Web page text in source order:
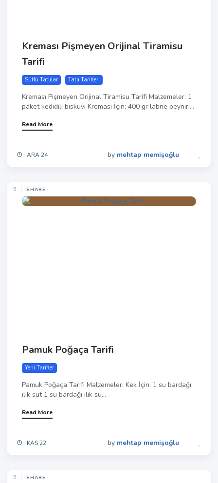
Kreması Pişmeyen Orijinal Tiramisu
Tarifi
Sütlü Tatlılar Tatlı Tarifleri
Kreması Pişmeyen Orijinal Tiramisu Tarifi Malzemeler: 1
paket kedidili bisküvi Kreması İçin; 400 gr labne peyniri...
Read More
ARA 24 by mehtap memişoğlu
SHARE
Pamuk Poğaça Tarifi
Yeni Tarifler
Pamuk Poğaça Tarifi Malzemeler: Kek İçin; 1 su bardağı
ılık süt 1 su bardağı ılık su...
Read More
KAS 22 by mehtap memişoğlu
SHARE